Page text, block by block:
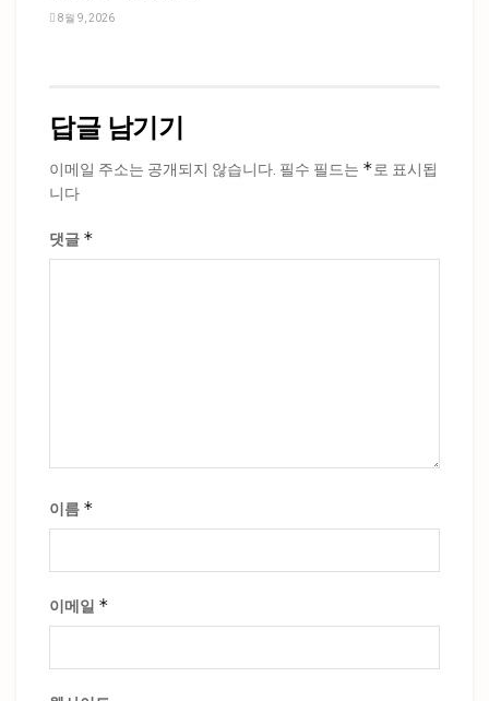
8월 9, 2026
답글 남기기
이메일 주소는 공개되지 않습니다. 필수 필드는 *로 표시됩
니다
댓글 *
이름 *
이메일 *